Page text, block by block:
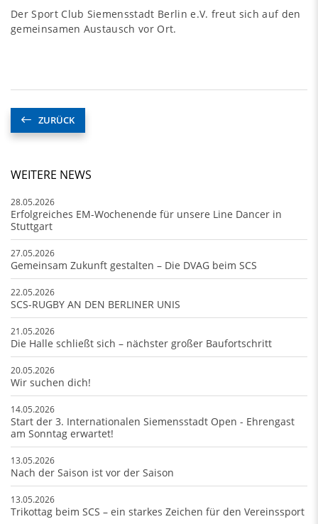
Der Sport Club Siemensstadt Berlin e.V. freut sich auf den
gemeinsamen Austausch vor Ort.
ZURÜCK
WEITERE NEWS
28.05.2026
Erfolgreiches EM-Wochenende für unsere Line Dancer in
Stuttgart
27.05.2026
Gemeinsam Zukunft gestalten – Die DVAG beim SCS
22.05.2026
SCS-RUGBY AN DEN BERLINER UNIS
21.05.2026
Die Halle schließt sich – nächster großer Baufortschritt
20.05.2026
Wir suchen dich!
14.05.2026
Start der 3. Internationalen Siemensstadt Open - Ehrengast
am Sonntag erwartet!
13.05.2026
Nach der Saison ist vor der Saison
13.05.2026
Trikottag beim SCS – ein starkes Zeichen für den Vereinssport